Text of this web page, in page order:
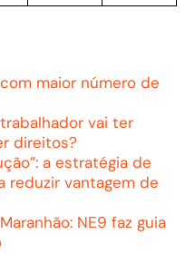
maior número de
vai ter
direitos?
a estratégia de
reduzir vantagem de
NE9 faz guia